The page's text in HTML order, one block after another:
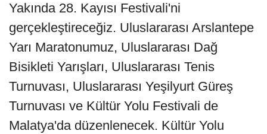
Yakında 28. Kayısı Festivali'ni
gerçekleştireceğiz. Uluslararası Arslantepe
Yarı Maratonumuz, Uluslararası Dağ
Bisikleti Yarışları, Uluslararası Tenis
Turnuvası, Uluslararası Yeşilyurt Güreş
Turnuvası ve Kültür Yolu Festivali de
Malatya'da düzenlenecek. Kültür Yolu